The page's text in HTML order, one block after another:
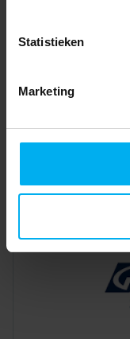
Statistieken
Marketing